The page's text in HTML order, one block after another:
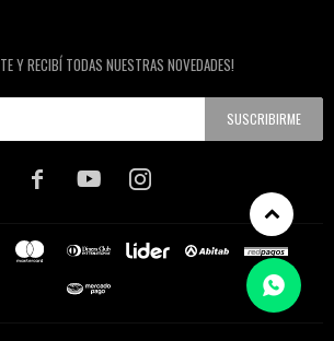
Y RECIBÍ TODAS NUESTRAS NOVEDADES!
SUSCRIBIRME
  